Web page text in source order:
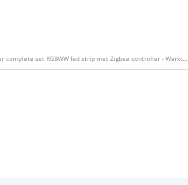
complete set RGBWW led strip met Zigbee controller - Werkt
en vele anderen'